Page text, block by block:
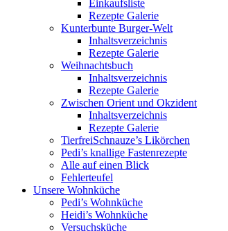
Einkaufsliste
Rezepte Galerie
Kunterbunte Burger-Welt
Inhaltsverzeichnis
Rezepte Galerie
Weihnachtsbuch
Inhaltsverzeichnis
Rezepte Galerie
Zwischen Orient und Okzident
Inhaltsverzeichnis
Rezepte Galerie
TierfreiSchnauze’s Likörchen
Pedi’s knallige Fastenrezepte
Alle auf einen Blick
Fehlerteufel
Unsere Wohnküche
Pedi’s Wohnküche
Heidi’s Wohnküche
Versuchsküche